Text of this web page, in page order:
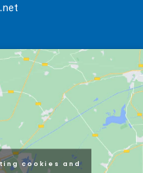
cookies and